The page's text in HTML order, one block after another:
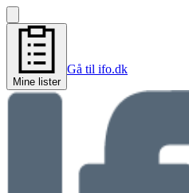
Mine lister
Gå til ifo.dk